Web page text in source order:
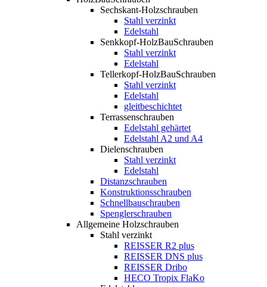
Sechskant-Holzschrauben
Stahl verzinkt
Edelstahl
Senkkopf-HolzBauSchrauben
Stahl verzinkt
Edelstahl
Tellerkopf-HolzBauSchrauben
Stahl verzinkt
Edelstahl
gleitbeschichtet
Terrassenschrauben
Edelstahl gehärtet
Edelstahl A2 und A4
Dielenschrauben
Stahl verzinkt
Edelstahl
Distanzschrauben
Konstruktionsschrauben
Schnellbauschrauben
Spenglerschrauben
Allgemeine Holzschrauben
Stahl verzinkt
REISSER R2 plus
REISSER DNS plus
REISSER Dribo
HECO Tropix FlaKo